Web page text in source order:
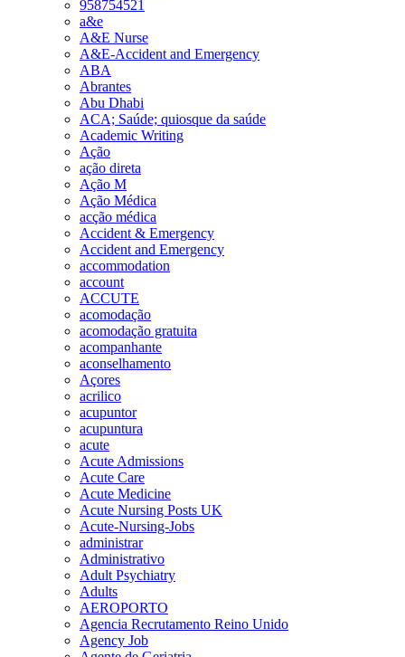
958754521
a&e
A&E Nurse
A&E-Accident and Emergency
ABA
Abrantes
Abu Dhabi
ACA; Saúde; quiosque da saúde
Academic Writing
Ação
ação direta
Ação M
Ação Médica
acção médica
Accident & Emergency
Accident and Emergency
accommodation
account
ACCUTE
acomodação
acomodação gratuita
acompanhante
aconselhamento
Açores
acrilico
acupuntor
acupuntura
acute
Acute Admissions
Acute Care
Acute Medicine
Acute Nursing Posts UK
Acute-Nursing-Jobs
administrar
Administrativo
Adult Psychiatry
Adults
AEROPORTO
Agencia Recrutamento Reino Unido
Agency Job